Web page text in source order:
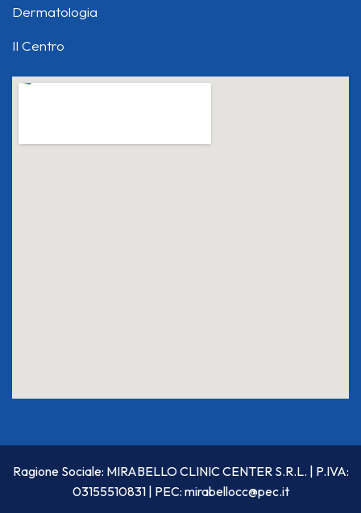
Dermatologia
Il Centro
Ragione Sociale: MIRABELLO CLINIC CENTER S.R.L. | P.IVA:
03155510831 | PEC: mirabellocc@pec.it